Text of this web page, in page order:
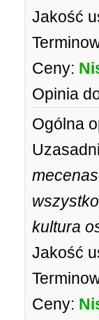
Jakość
Ceny:
Opinia
Ogólna
kultura
Jakość
Ceny: